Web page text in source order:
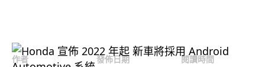
作者
發佈日期
閱讀時間